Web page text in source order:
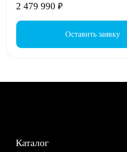
2 479 990 ₽
Оставить заявку
Каталог